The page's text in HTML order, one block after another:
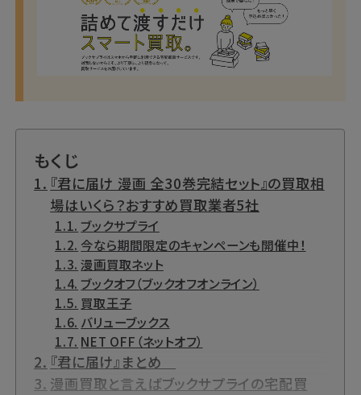
もくじ
『君に届け 漫画 全30巻完結セット』の買取相
場はいくら？おすすめ買取業者5社
ブックサプライ
今なら期間限定のキャンペーンも開催中！
漫画買取ネット
ブックオフ（ブックオフオンライン）
買取王子
バリューブックス
NET OFF（ネットオフ）
『君に届け』まとめ
漫画買取と言えばブックサプライの宅配買